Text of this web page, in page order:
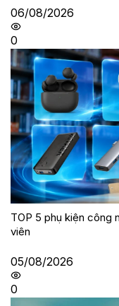
06/08/2026
0
TOP 5 phụ kiện công
viên
05/08/2026
0